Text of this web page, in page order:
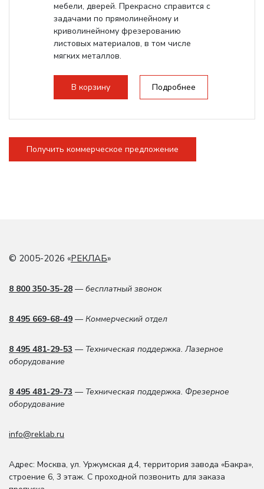
мебели, дверей. Прекрасно справится с
задачами по прямолинейному и
криволинейному фрезерованию
листовых материалов, в том числе
мягких металлов.
В корзину Подробнее
Получить коммерческое предложение
© 2005-2026 «РЕКЛАБ»
8 800 350-35-28 — бесплатный звонок
8 495 669-68-49 — Коммерческий отдел
8 495 481-29-53 — Техническая поддержка. Лазерное
оборудование
8 495 481-29-73 — Техническая поддержка. Фрезерное
оборудование
info@reklab.ru
Адрес: Москва, ул. Уржумская д.4, территория завода «Бакра»,
строение 6, 3 этаж. С проходной позвонить для заказа